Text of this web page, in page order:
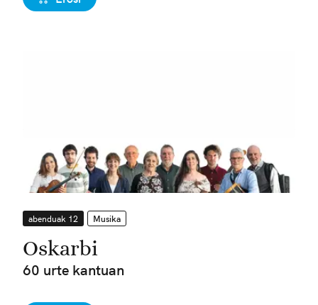
abenduak 12 Musika
Oskarbi
60 urte kantuan